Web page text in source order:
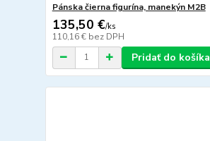
Pánska čierna figurína, manekýn M2B
135,50 €/ks
110,16 € bez DPH
Pridať do košíka